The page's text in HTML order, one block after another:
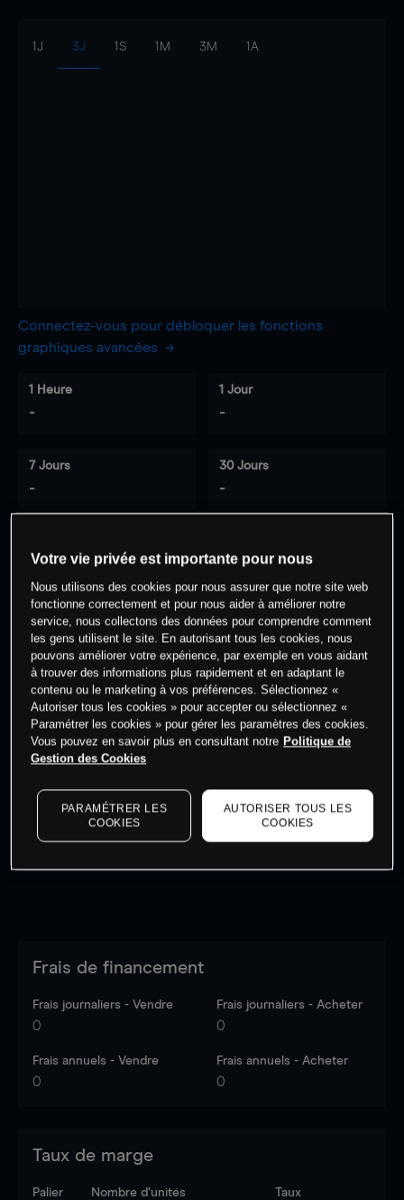
1J 3J 1S 1M 3M 1A
Connectez-vous pour débloquer les fonctions
graphiques avancées
1 Heure
-
1 Jour
-
7 Jours
-
30 Jours
-
0% des clients ont une position à
cet actif
Commencez à trader
Les prix sont indicatifs.
dernières données du marché.Log into see latest
market data
Frais de financement
Frais journaliers - Vendre
0
Frais journaliers - Acheter
0
Frais annuels - Vendre
0
Frais annuels - Acheter
0
Taux de marge
Palier Nombre d’unités Taux
Votre vie privée est importante pour nous
Nous utilisons des cookies pour nous assurer que notre site web
fonctionne correctement et pour nous aider à améliorer notre
service, nous collectons des données pour comprendre comment
les gens utilisent le site. En autorisant tous les cookies, nous
pouvons améliorer votre expérience, par exemple en vous aidant
à trouver des informations plus rapidement et en adaptant le
contenu ou le marketing à vos préférences. Sélectionnez «
Autoriser tous les cookies » pour accepter ou sélectionnez «
Paramétrer les cookies » pour gérer les paramètres des cookies.
Vous pouvez en savoir plus en consultant notre Politique de
Gestion des Cookies
PARAMÉTRER LES
COOKIES
AUTORISER TOUS LES
COOKIES